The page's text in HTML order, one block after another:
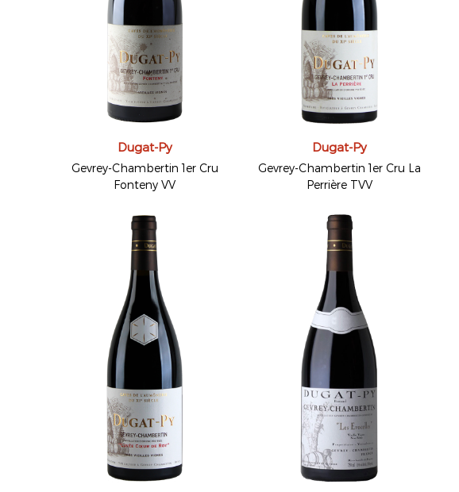
Dugat-Py
Gevrey-Chambertin 1er Cru
Fonteny VV
Dugat-Py
Gevrey-Chambertin 1er Cru La
Perrière TVV